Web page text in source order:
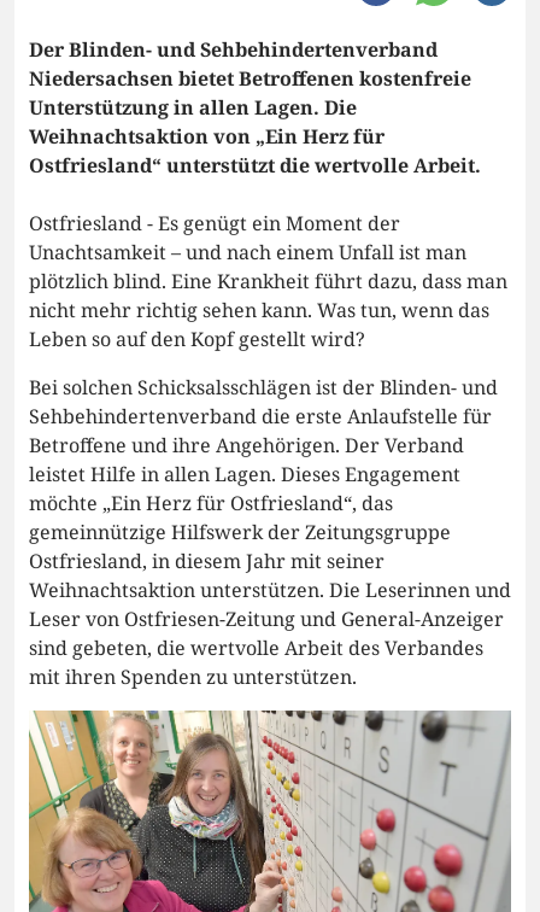
Der Blinden- und Sehbehindertenverband
Niedersachsen bietet Betroffenen kostenfreie
Unterstützung in allen Lagen. Die
Weihnachtsaktion von „Ein Herz für
Ostfriesland“ unterstützt die wertvolle Arbeit.
Ostfriesland - Es genügt ein Moment der
Unachtsamkeit – und nach einem Unfall ist man
plötzlich blind. Eine Krankheit führt dazu, dass man
nicht mehr richtig sehen kann. Was tun, wenn das
Leben so auf den Kopf gestellt wird?
Bei solchen Schicksalsschlägen ist der Blinden- und
Sehbehindertenverband die erste Anlaufstelle für
Betroffene und ihre Angehörigen. Der Verband
leistet Hilfe in allen Lagen. Dieses Engagement
möchte „Ein Herz für Ostfriesland“, das
gemeinnützige Hilfswerk der Zeitungsgruppe
Ostfriesland, in diesem Jahr mit seiner
Weihnachtsaktion unterstützen. Die Leserinnen und
Leser von Ostfriesen-Zeitung und General-Anzeiger
sind gebeten, die wertvolle Arbeit des Verbandes
mit ihren Spenden zu unterstützen.